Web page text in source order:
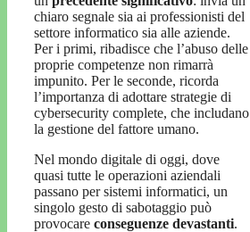
chiaro segnale sia ai professionisti del
settore informatico sia alle aziende.
Per i primi, ribadisce che l’abuso delle
proprie competenze non rimarrà
impunito. Per le seconde, ricorda
l’importanza di adottare strategie di
cybersecurity complete, che includano
la gestione del fattore umano.
Nel mondo digitale di oggi, dove
quasi tutte le operazioni aziendali
passano per sistemi informatici, un
singolo gesto di sabotaggio può
provocare conseguenze devastanti.